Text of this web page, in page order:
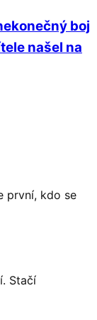
boj
našel na
první, kdo se
Stačí